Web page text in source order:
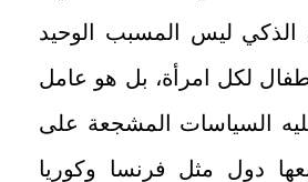
الذكي ليس المسبب الوحيد
لكل امرأة، بل هو عامل
السياسات المشجعة على
دول مثل فرنسا وكوريا